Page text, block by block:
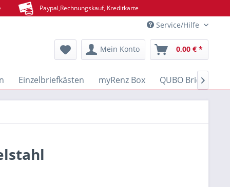
Paypal,Rechnungskauf, Kreditkarte
Service/Hilfe
Mein Konto 0,00 € *
Einzelbriefkästen myRenz Box QUBO Brief- &
